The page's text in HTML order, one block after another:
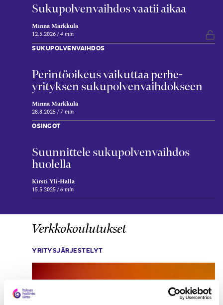
Sukupolvenvaihdos vaatii aikaa
Minna Markkula
12.5.2026 4 min
SUKUPOLVENVAIHDOS
Perintö­oikeus vaikuttaa perhe­
yrityksen suku­polven­vaihdokseen
Minna Markkula
28.8.2025 7 min
OSINGOT
Suunnittele sukupolven­vaihdos
huolella
Kirsti Yli-Halla
15.5.2025 6 min
Verkkokoulutukset
YRITYSJÄRJESTELYT